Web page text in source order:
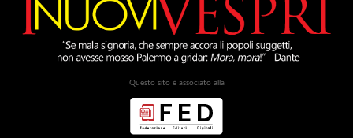
Questo sito è associato alla